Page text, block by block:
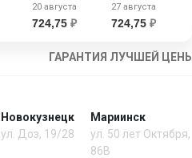
20 августа
724,75 ₽
27 августа
724,75₽
ГАРАНТИЯ ЛУЧШЕЙ ЦЕНЫ
Новокузнецк
ул. Доз, 19/28
Мариинск
ул. 50 лет Октября,
86В